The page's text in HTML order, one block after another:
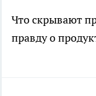
Что скрывают
правду о